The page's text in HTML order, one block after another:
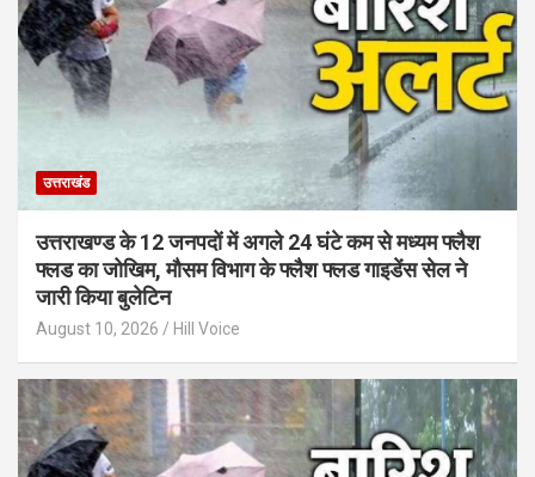
उत्तराखंड
उत्तराखण्ड के 12 जनपदों में अगले 24 घंटे कम से मध्यम फ्लैश
फ्लड का जोखिम, मौसम विभाग के फ्लैश फ्लड गाइडेंस सेल ने
जारी किया बुलेटिन
August 10, 2026 Hill Voice